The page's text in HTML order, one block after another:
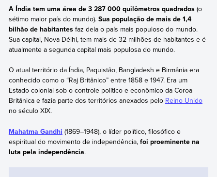
A Índia tem uma área de 3 287 000 quilômetros quadrados(o
sétimo maior país do mundo). Sua população de mais de 1,4
bilhão de habitantesfaz dela o país mais populoso do mundo.
Sua capital, Nova Délhi, tem mais de 32 milhões de habitantes e é
atualmente a segunda capital mais populosa do mundo.
O atual território da Índia, Paquistão, Bangladesh e Birmânia era
conhecido como o “Raj Britânico” entre 1858 e 1947. Era um
Estado colonial sob o controle político e econômico da Coroa
Britânica e fazia parte dos territórios anexados pelo Reino Unido
no século XIX.
Mahatma Gandhi (1869–1948), o líder político, filosófico e
espiritual do movimento de independência, foi proeminente na
luta pela independência.